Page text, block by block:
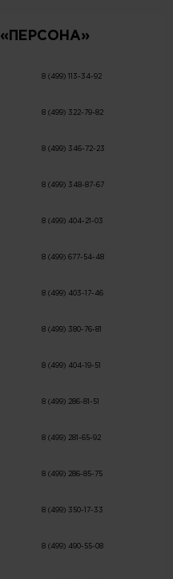
«ПЕРСОНА»
8 (499) 113-34-92
8 (499) 322-79-82
8 (499) 346-72-23
8 (499) 348-87-67
8 (499) 404-21-03
8 (499) 677-54-48
8 (499) 403-17-46
8 (499) 380-76-81
8 (499) 404-19-51
8 (499) 286-81-51
8 (499) 281-65-92
8 (499) 286-85-75
8 (499) 350-17-33
8 (499) 490-55-08